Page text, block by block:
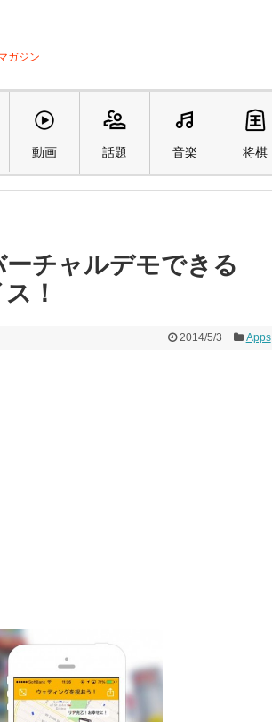
ガジン
動画 話題 音楽 将棋
チャルデモできる
！
2014/5/3 Apps